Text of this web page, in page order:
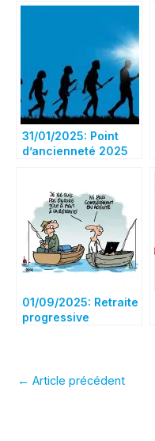
31/01/2025: Point
d’ancienneté 2025
01/09/2025: Retraite
progressive
← Article précédent